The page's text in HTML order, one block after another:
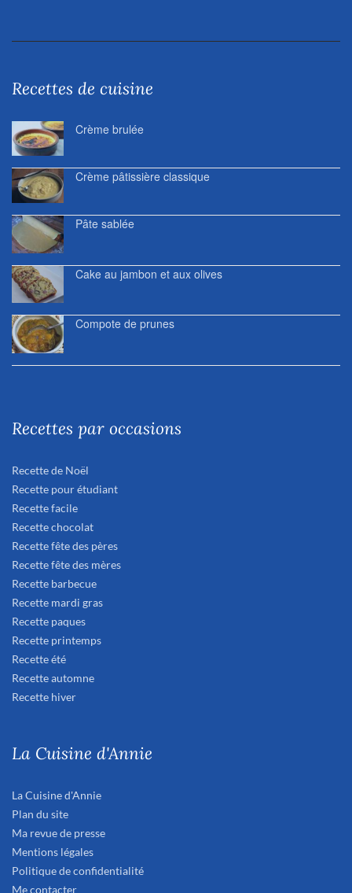
Recettes de cuisine
Crème brulée
Crème pâtissière classique
Pâte sablée
Cake au jambon et aux olives
Compote de prunes
Recettes par occasions
Recette de Noël
Recette pour étudiant
Recette facile
Recette chocolat
Recette fête des pères
Recette fête des mères
Recette barbecue
Recette mardi gras
Recette paques
Recette printemps
Recette été
Recette automne
Recette hiver
La Cuisine d'Annie
La Cuisine d'Annie
Plan du site
Ma revue de presse
Mentions légales
Politique de confidentialité
Me contacter